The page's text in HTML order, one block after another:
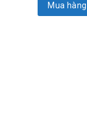
Mua hàng